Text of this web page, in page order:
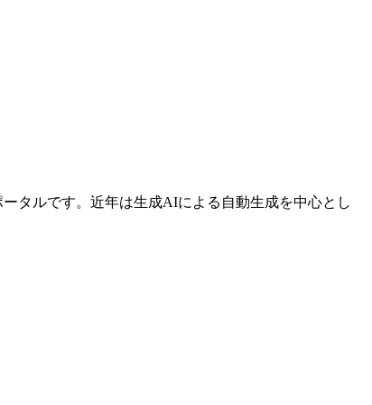
タルです。近年は生成AIによる自動生成を中心とし